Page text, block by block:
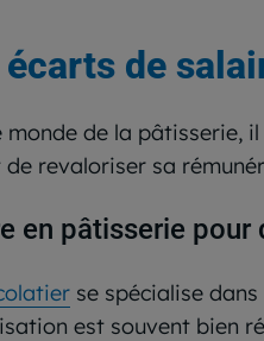
écarts de
monde de la pâtisserie,
de revaloriser sa
en pâtisserie
se spécialise
est souvent bien